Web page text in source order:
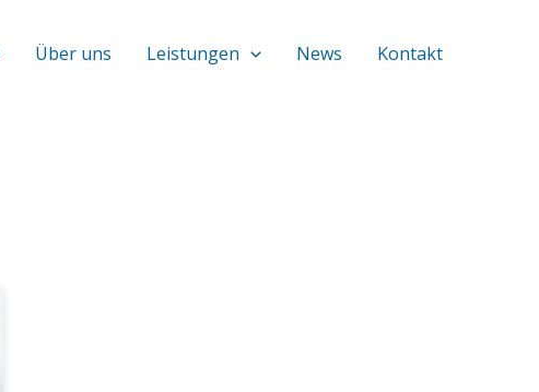
Über uns Leistungen News Kontakt